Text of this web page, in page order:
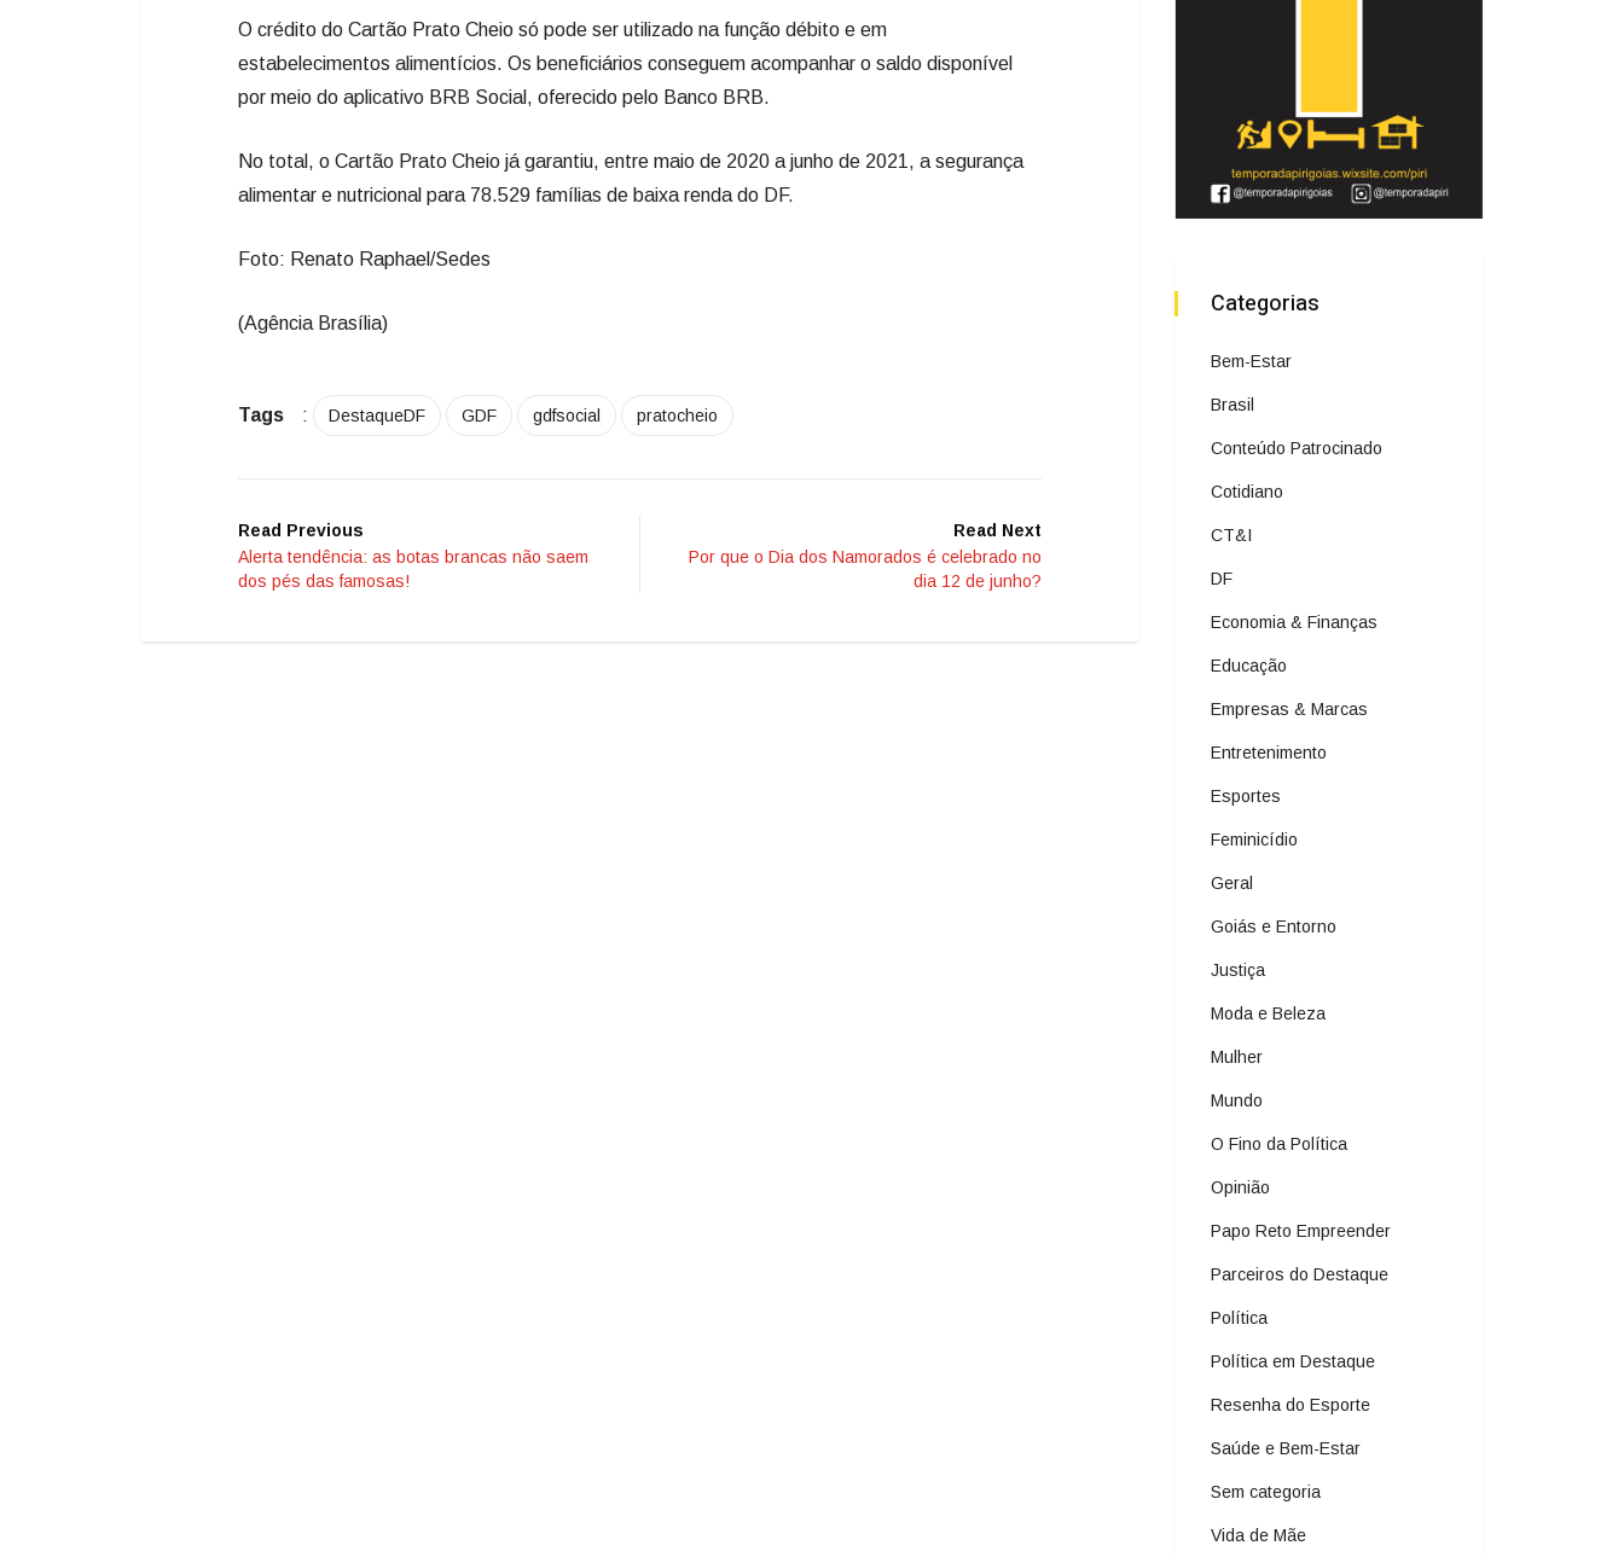
O crédito do Cartão Prato Cheio só pode ser utilizado na função débito e em
estabelecimentos alimentícios. Os beneficiários conseguem acompanhar o saldo disponível
por meio do aplicativo BRB Social, oferecido pelo Banco BRB.
No total, o Cartão Prato Cheio já garantiu, entre maio de 2020 a junho de 2021, a segurança
alimentar e nutricional para 78.529 famílias de baixa renda do DF.
Foto: Renato Raphael/Sedes
(Agência Brasília)
Tags : DestaqueDF GDF gdfsocial pratocheio
Read Previous
Alerta tendência: as botas brancas não saem
dos pés das famosas!
Read Next
Por que o Dia dos Namorados é celebrado no
dia 12 de junho?
Categorias
Bem-Estar
Brasil
Conteúdo Patrocinado
Cotidiano
CT&I
DF
Economia & Finanças
Educação
Empresas & Marcas
Entretenimento
Esportes
Feminicídio
Geral
Goiás e Entorno
Justiça
Moda e Beleza
Mulher
Mundo
O Fino da Política
Opinião
Papo Reto Empreender
Parceiros do Destaque
Política
Política em Destaque
Resenha do Esporte
Saúde e Bem-Estar
Sem categoria
Vida de Mãe